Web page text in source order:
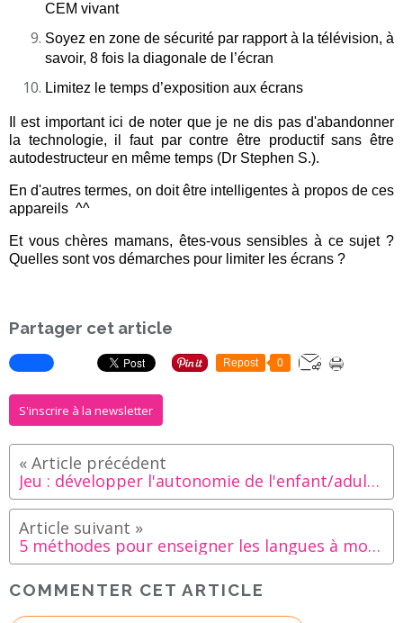
CEM vivant
Soyez en zone de sécurité par rapport à la télévision, à
savoir, 8 fois la diagonale de l’écran
Limitez le temps d’exposition aux écrans
Il est important ici de noter que je ne dis pas d'abandonner
la technologie, il faut par contre être productif sans être
autodestructeur en même temps (Dr Stephen S.).
En d'autres termes, on doit être intelligentes à propos de ces
appareils ^^
Et vous chères mamans, êtes-vous sensibles à ce sujet ?
Quelles sont vos démarches pour limiter les écrans ?
Partager cet article
Repost 0
S'inscrire à la newsletter
Jeu : développer l'autonomie de l'enfant/adulte de façon ludique [TSA, TDAH, HPI, ALZHEIMER...]
5 méthodes pour enseigner les langues à mon enfant
COMMENTER CET ARTICLE